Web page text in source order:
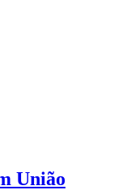
União